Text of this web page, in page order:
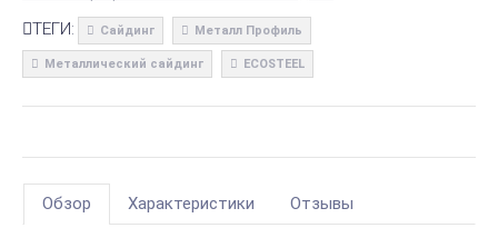
ТЕГИ: Сайдинг Металл Профиль
Металлический сайдинг ECOSTEEL
Обзор Характеристики Отзывы